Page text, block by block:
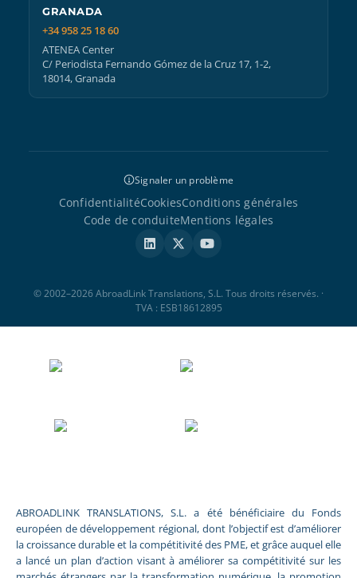
GRANADA
+34 958 25 18 60
ATENEA Center
C/ Periodista Fernando Gómez de la Cruz 17, 1-2,
18014, Granada
Signaler un problème
ConfidentialitéCookiesConditions générales
Code de conduiteMentions légales
© 2002–2026 AbroadLink Translations, S.L. Tous droits réservés. ·
TVA : ESB18612895
ABROADLINK TRANSLATIONS, S.L. a été bénéficiaire du Fonds
européen de développement régional, dont l’objectif est d’améliorer
la croissance durable et la compétitivité des PME, et grâce auquel elle
a lancé un plan d’action visant à améliorer sa compétitivité sur les